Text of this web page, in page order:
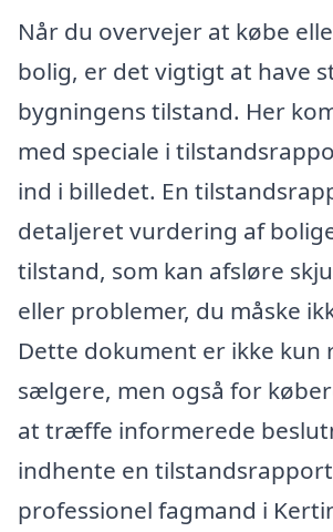
Når du overvejer at købe
bolig, er det vigtigt at have
bygningens tilstand. Her
med speciale i
ind i billedet. En
detaljeret vurdering af
tilstand, som kan afsløre
eller problemer, du måske
Dette dokument er ikke kun
sælgere, men også for
at træffe informerede
indhente en
professionel fagmand i